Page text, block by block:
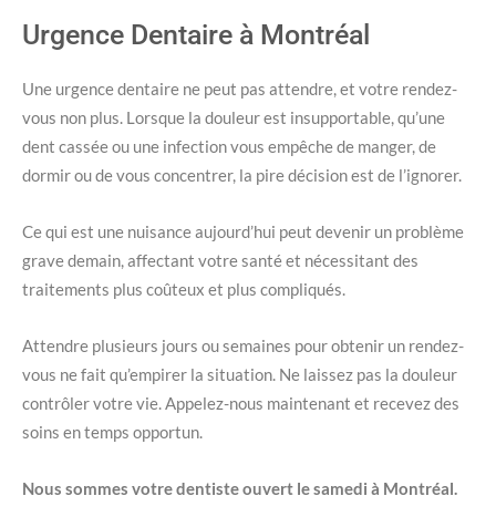
Urgence Dentaire à Montréal
Une urgence dentaire ne peut pas attendre, et votre rendez-
vous non plus. Lorsque la douleur est insupportable, qu’une
dent cassée ou une infection vous empêche de manger, de
dormir ou de vous concentrer, la pire décision est de l’ignorer.
Ce qui est une nuisance aujourd’hui peut devenir un problème
grave demain, affectant votre santé et nécessitant des
traitements plus coûteux et plus compliqués.
Attendre plusieurs jours ou semaines pour obtenir un rendez-
vous ne fait qu’empirer la situation. Ne laissez pas la douleur
contrôler votre vie. Appelez-nous maintenant et recevez des
soins en temps opportun.
Nous sommes votre dentiste ouvert le samedi à Montréal.